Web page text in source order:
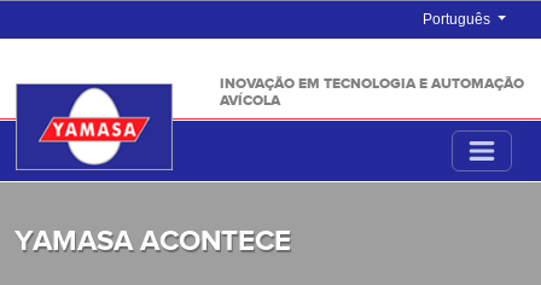
Português
INOVAÇÃO EM TECNOLOGIA E AUTOMAÇÃO
AVÍCOLA
YAMASA ACONTECE